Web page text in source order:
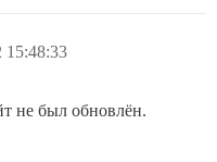
15:48:33
не был обновлён.